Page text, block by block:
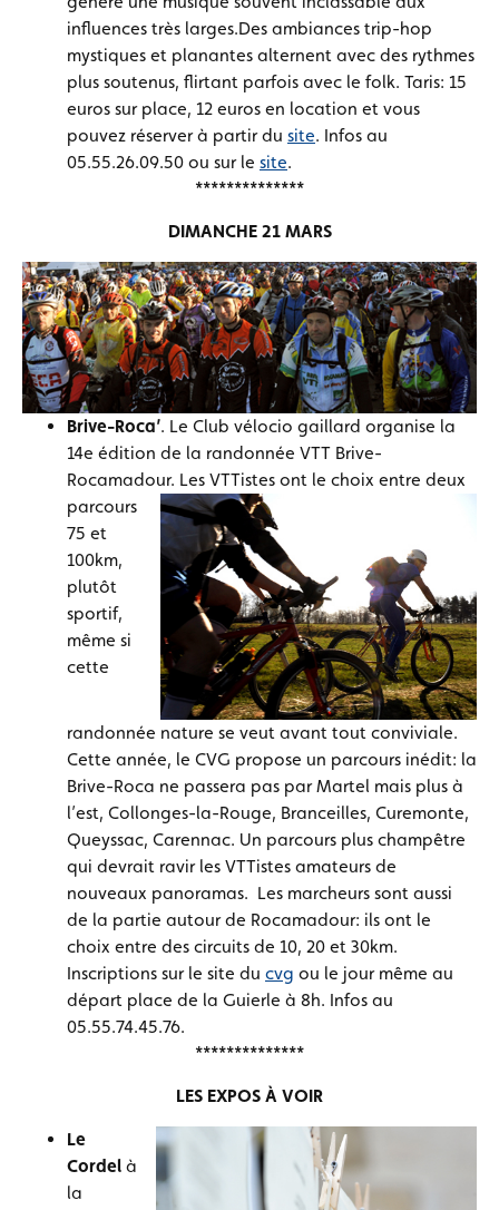
influences très larges.Des ambiances trip-hop
mystiques et planantes alternent avec des rythmes
plus soutenus, flirtant parfois avec le folk. Taris: 15
euros sur place, 12 euros en location et vous
pouvez réserver à partir du site. Infos au
05.55.26.09.50 ou sur le site.
**************
DIMANCHE 21 MARS
Brive-Roca’. Le Club vélocio gaillard organise la
14e édition de la randonnée VTT Brive-
Rocamadour. Les VTTistes ont le choix entre deux
parcours
75 et
100km,
plutôt
sportif,
même si
cette
randonnée nature se veut avant tout conviviale.
Cette année, le CVG propose un parcours inédit: la
Brive-Roca ne passera pas par Martel mais plus à
l’est, Collonges-la-Rouge, Branceilles, Curemonte,
Queyssac, Carennac. Un parcours plus champêtre
qui devrait ravir les VTTistes amateurs de
nouveaux panoramas. Les marcheurs sont aussi
de la partie autour de Rocamadour: ils ont le
choix entre des circuits de 10, 20 et 30km.
Inscriptions sur le site du cvg ou le jour même au
départ place de la Guierle à 8h. Infos au
05.55.74.45.76.
**************
LES EXPOS À VOIR
Le
Cordel à
la